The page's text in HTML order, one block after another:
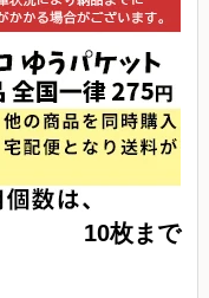
10枚まで